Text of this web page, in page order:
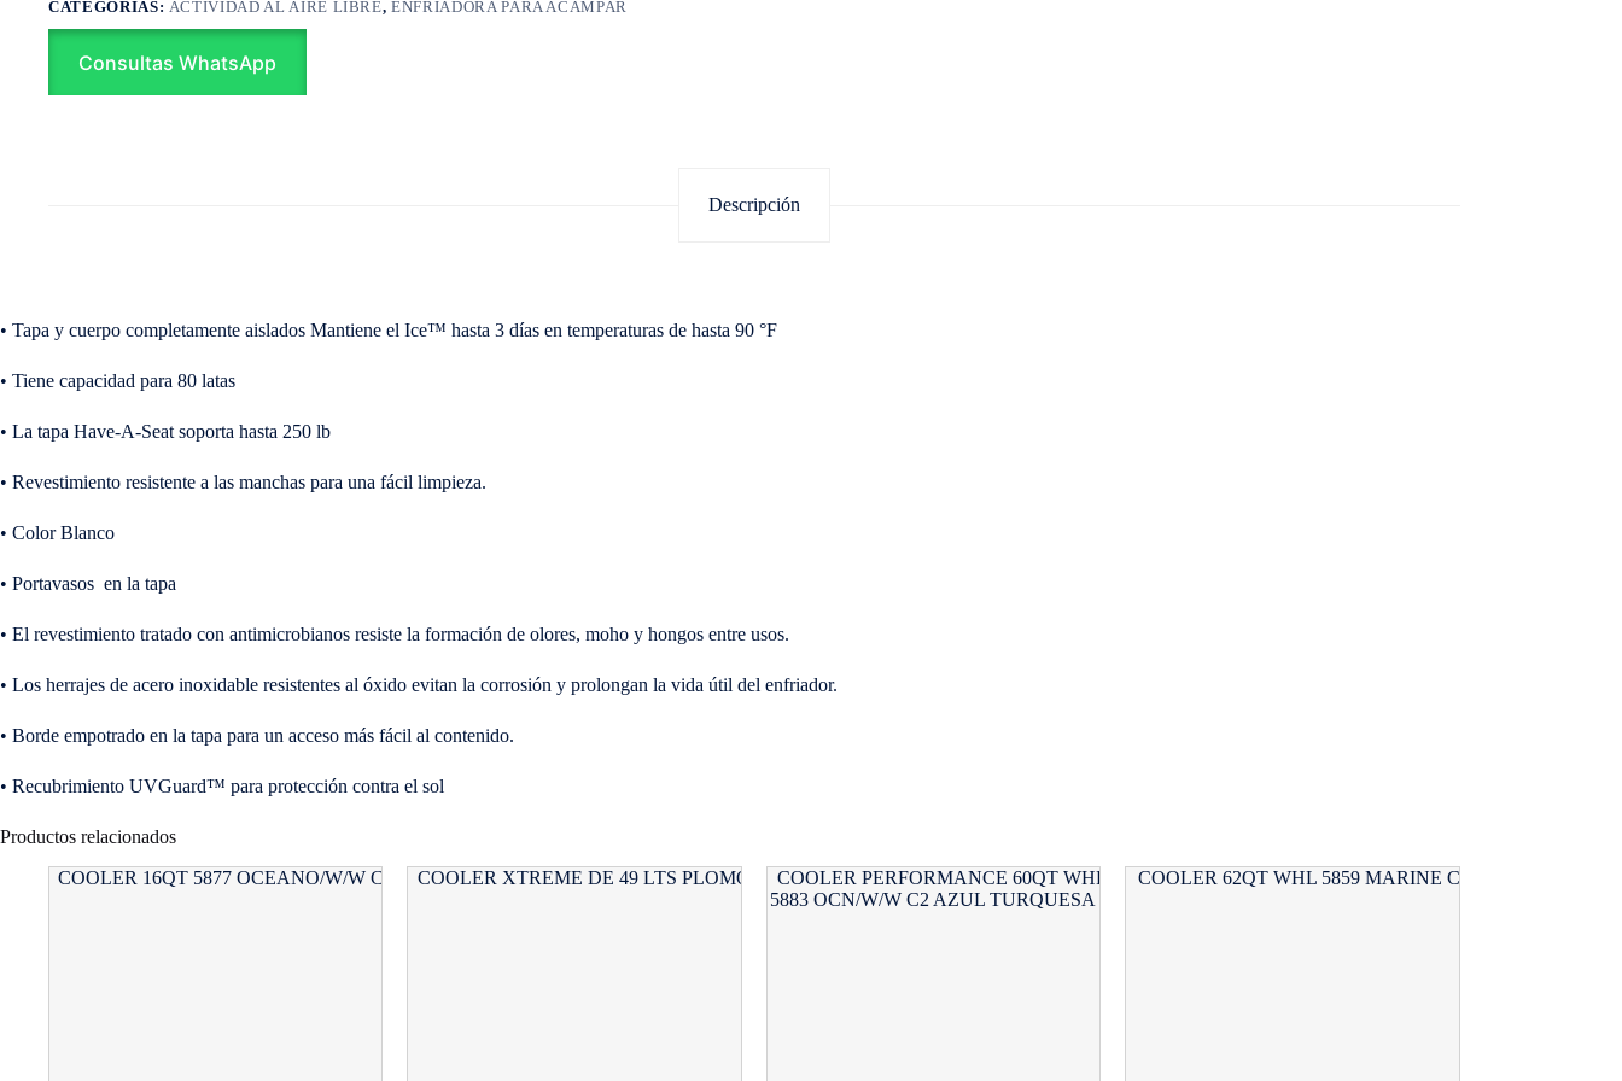
CATEGORÍAS: ACTIVIDAD AL AIRE LIBRE,ENFRIADORA PARA ACAMPAR
Consultas WhatsApp
Descripción
• Tapa y cuerpo completamente aislados Mantiene el Ice™ hasta 3 días en temperaturas de hasta 90 °F
• Tiene capacidad para 80 latas
• La tapa Have-A-Seat soporta hasta 250 lb
• Revestimiento resistente a las manchas para una fácil limpieza.
• Color Blanco
• Portavasos en la tapa
• El revestimiento tratado con antimicrobianos resiste la formación de olores, moho y hongos entre usos.
• Los herrajes de acero inoxidable resistentes al óxido evitan la corrosión y prolongan la vida útil del enfriador.
• Borde empotrado en la tapa para un acceso más fácil al contenido.
• Recubrimiento UVGuard™ para protección contra el sol
Productos relacionados